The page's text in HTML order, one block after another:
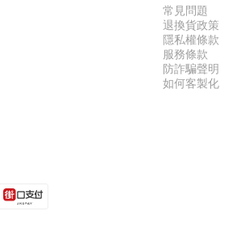
常見問題
退換貨政策
隱私權條款
服務條款
防詐騙聲明
如何客製化